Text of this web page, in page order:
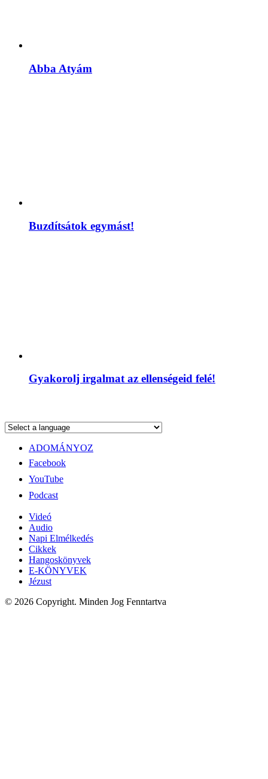
Abba Atyám
Buzdítsátok egymást!
Gyakorolj irgalmat az ellenségeid felé!
ADOMÁNYOZ
Facebook
YouTube
Podcast
Videó
Audio
Napi Elmélkedés
Cikkek
Hangoskönyvek
E-KÖNYVEK
Jézust
© 2026 Copyright. Minden Jog Fenntartva